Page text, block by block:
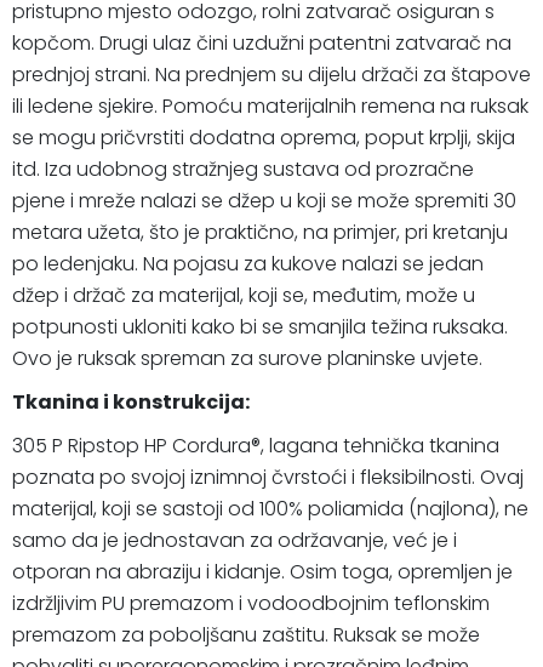
pristupno mjesto odozgo, rolni zatvarač osiguran s
kopčom. Drugi ulaz čini uzdužni patentni zatvarač na
prednjoj strani. Na prednjem su dijelu držači za štapove
ili ledene sjekire. Pomoću materijalnih remena na ruksak
se mogu pričvrstiti dodatna oprema, poput krplji, skija
itd. Iza udobnog stražnjeg sustava od prozračne
pjene i mreže nalazi se džep u koji se može spremiti 30
metara užeta, što je praktično, na primjer, pri kretanju
po ledenjaku. Na pojasu za kukove nalazi se jedan
džep i držač za materijal, koji se, međutim, može u
potpunosti ukloniti kako bi se smanjila težina ruksaka.
Ovo je ruksak spreman za surove planinske uvjete.
Tkanina i konstrukcija:
305 P Ripstop HP Cordura®, lagana tehnička tkanina
poznata po svojoj iznimnoj čvrstoći i fleksibilnosti. Ovaj
materijal, koji se sastoji od 100% poliamida (najlona), ne
samo da je jednostavan za održavanje, već je i
otporan na abraziju i kidanje. Osim toga, opremljen je
izdržljivim PU premazom i vodoodbojnim teflonskim
premazom za poboljšanu zaštitu. Ruksak se može